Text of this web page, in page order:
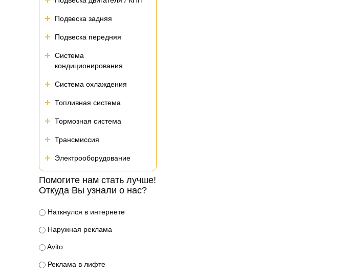
Подвеска задняя
Подвеска передняя
Система
кондиционирования
Система охлаждения
Топливная система
Тормозная система
Трансмиссия
Электрооборудование
Помогите нам стать лучше!
Откуда Вы узнали о нас?
Наткнулся в интернете
Наружная реклама
Avito
Реклама в лифте